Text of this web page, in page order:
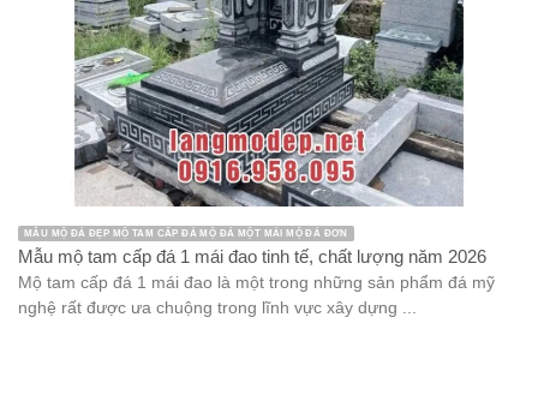
MẪU MỘ ĐÁ ĐẸP MỘ TAM CẤP ĐÁ MỘ ĐÁ MỘT MÁI MỘ ĐÁ ĐƠN
Mẫu mộ tam cấp đá 1 mái đao tinh tế, chất lượng năm 2026
Mộ tam cấp đá 1 mái đao là một trong những sản phẩm đá mỹ
nghệ rất được ưa chuộng trong lĩnh vực xây dựng ...